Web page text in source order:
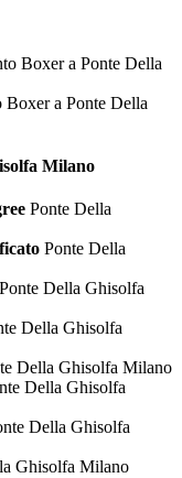
a Ponte Della
Milano
Ponte Della
Ponte Della
Ponte Della Ghisolfa
Della Ghisolfa
Della Ghisolfa Milano
Della Ghisolfa
Della Ghisolfa
Ghisolfa Milano